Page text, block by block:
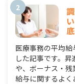
医療事務の平均
した記事です。
や、ボーナス・
給与に関するよく